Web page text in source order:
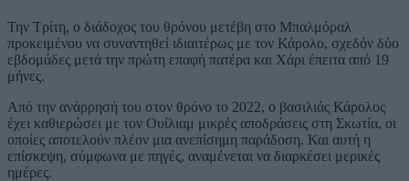
Την Τρίτη, ο διάδοχος του θρόνου μετέβη στο Μπαλμόραλ
προκειμένου να συναντηθεί ιδιαιτέρως με τον Κάρολο, σχεδόν δύο
εβδομάδες μετά την πρώτη επαφή πατέρα και Χάρι έπειτα από 19
μήνες.
Από την ανάρρησή του στον θρόνο το 2022, ο βασιλιάς Κάρολος
έχει καθιερώσει με τον Ουίλιαμ μικρές αποδράσεις στη Σκωτία, οι
οποίες αποτελούν πλέον μια ανεπίσημη παράδοση. Και αυτή η
επίσκεψη, σύμφωνα με πηγές, αναμένεται να διαρκέσει μερικές
ημέρες.